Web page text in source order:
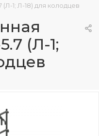
1; Л-18) для колодцев
(Л-1;